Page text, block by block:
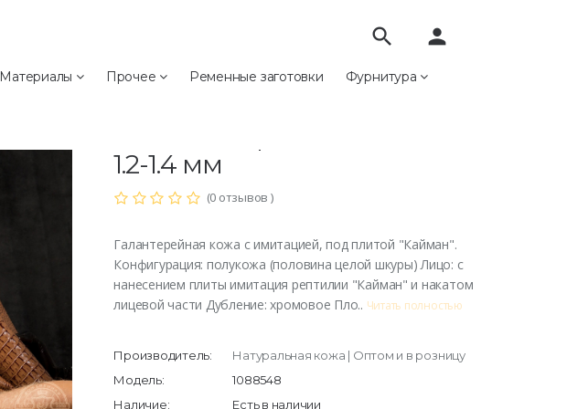
Материалы Прочее Ременные заготовки Фурнитура
search person
1.2-1.4 мм
(0 отзывов )
Галантерейная кожа с имитацией, под плитой "Кайман".
Конфигурация: полукожа (половина целой шкуры) Лицо: с
нанесением плиты имитация рептилии "Кайман" и накатом
лицевой части Дубление: хромовое Пло.. Читать полностью
Производитель:
Натуральная кожа | Оптом и в розницу
Модель:
1088548
Наличие:
Есть в наличии